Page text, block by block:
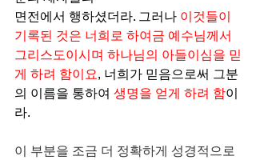
면전에서 행하셨더라. 그러나 이것들이
기록된 것은 너희로 하여금 예수님께서
그리스도이시며 하나님의 아들이심을 믿
게 하려 함이요, 너희가 믿음으로써 그분
의 이름을 통하여 생명을 얻게 하려 함이
라.
이 부분을 조금 더 정확하게 성경적으로